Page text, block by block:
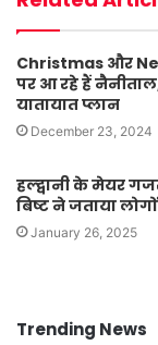
Christmas और
पर आ रहे हैं
यातायात प्लान
December 23, 2024
हल्द्वानी के मेयर
बिष्ट ने जताया
January 26, 2025
Trending News